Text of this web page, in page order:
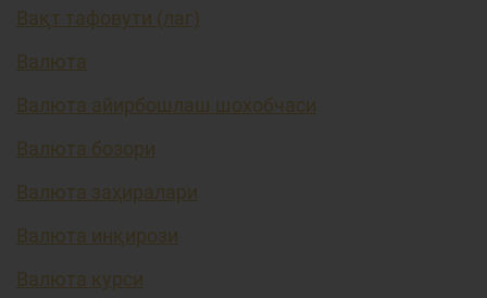
Вақт тафовути (лаг)
Валюта
Валюта айирбошлаш шохобчаси
Валюта бозори
Валюта заҳиралари
Валюта инқирози
Валюта курси